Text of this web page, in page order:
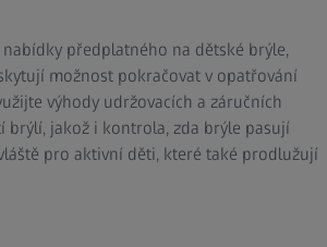
předplatného na dětské brýle,
možnost pokračovat v opatřování
výhody udržovacích a záručních
jakož i kontrola, zda brýle pasují
pro aktivní děti, které také prodlužují